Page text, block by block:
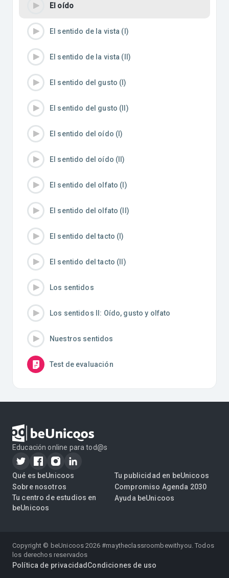
El oído
El sentido de la vista (I)
El sentido de la vista (II)
El sentido del gusto (I)
El sentido del gusto (II)
El sentido del oído (I)
El sentido del oído (II)
El sentido del olfato (I)
El sentido del olfato (II)
El sentido del tacto (I)
El sentido del tacto (II)
Los sentidos
Los sentidos II: Oído, gusto y olfato
Nuestros sentidos
Test de evaluación
Educación online para tod@s
Qué es beUnicoos
Sobre nosotros
Tu centro de estudios en
beUnicoos
Tu publicidad en beUnicoos
Compromiso Agenda 2030
Ayuda beUnicoos
Copyright © beUnicoos2026#maytheclassroombewithyou. Todos
los derechos reservados
Política de privacidad Condiciones de uso